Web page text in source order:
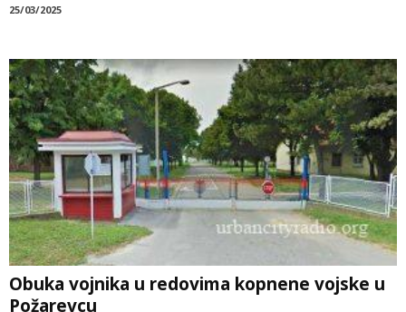
25/03/2025
Obuka vojnika u redovima kopnene vojske u
Požarevcu